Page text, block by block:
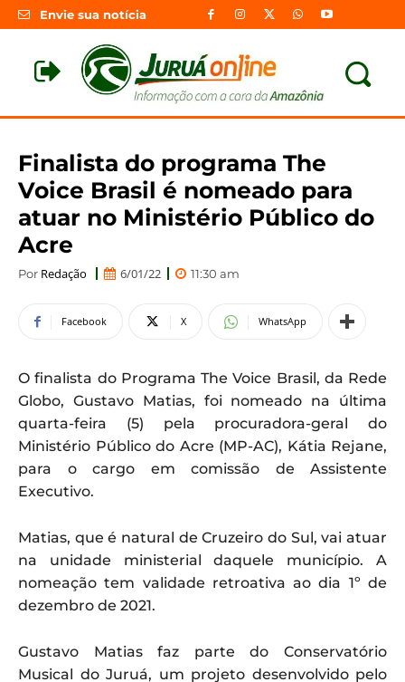
Envie sua notícia
Finalista do programa The
Voice Brasil é nomeado para
atuar no Ministério Público do
Acre
Por Redação 6/01/22 11:30 am
Facebook X WhatsApp
O finalista do Programa The Voice Brasil, da Rede
Globo, Gustavo Matias, foi nomeado na última
quarta-feira (5) pela procuradora-geral do
Ministério Público do Acre (MP-AC), Kátia Rejane,
para o cargo em comissão de Assistente
Executivo.
Matias, que é natural de Cruzeiro do Sul, vai atuar
na unidade ministerial daquele município. A
nomeação tem validade retroativa ao dia 1º de
dezembro de 2021.
Gustavo Matias faz parte do Conservatório
Musical do Juruá, um projeto desenvolvido pelo